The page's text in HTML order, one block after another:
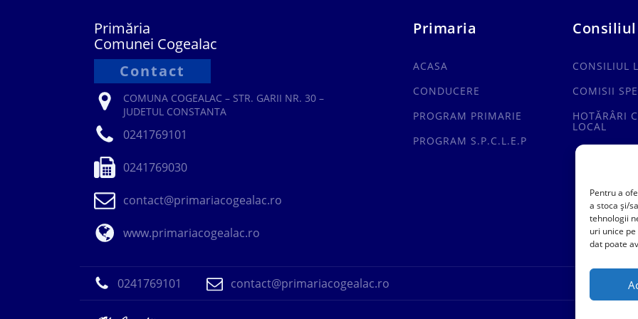
Pentru a
a stoca și/
tehnologii
uri unice
dat poate
Primăria
Comunei Cogealac
Contact
COMUNA COGEALAC – STR. GARII NR. 30 –
JUDETUL CONSTANTA
0241769101
0241769030
contact@primariacogealac.ro
www.primariacogealac.ro
Primaria
ACASA
CONDUCERE
PROGRAM PRIMARIE
PROGRAM S.P.C.L.E.P
Consiliul
CONSILIUL
COMISII
HOTĂRÂRI
LOCAL
0241769101 contact@primariacogealac.ro